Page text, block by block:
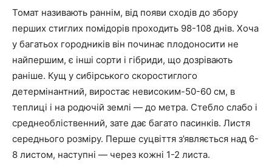
Томат називають раннім, від появи сходів до збору
перших стиглих помідорів проходить 98-108 днів. Хоча
у багатьох городників він починає плодоносити не
найпершим, є інші сорти і гібриди, що дозрівають
раніше. Кущ у сибірського скоростиглого
детермінантний, виростає невисоким-50-60 см, в
теплиці і на родючій землі — до метра. Стебло слабо і
среднеобліственний, зате дає багато пасинків. Листя
середнього розміру. Перше суцвіття з’являється над 6-
8 листом, наступні — через кожні 1-2 листа.